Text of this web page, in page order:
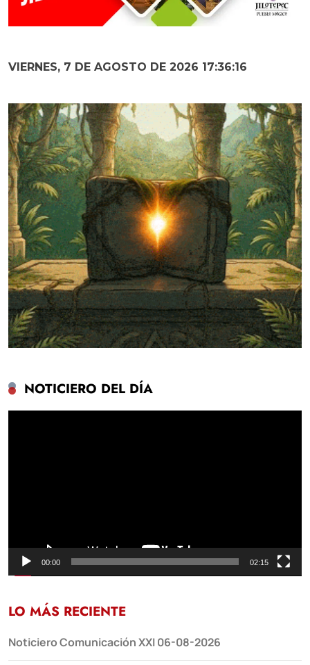
VIERNES, 7 DE AGOSTO DE 2026 17:36:17
NOTICIERO DEL DÍA
00:00 02:15
LO MÁS RECIENTE
Noticiero Comunicación XXI 06-08-2026